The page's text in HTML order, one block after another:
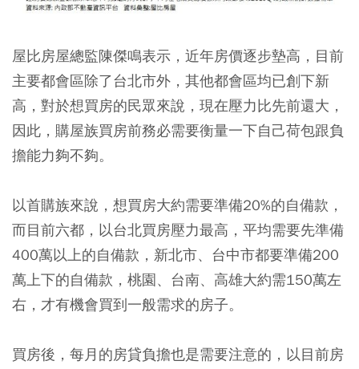
屋比房屋總監陳傑鳴表示，近年房價逐步墊高，目前
主要都會區除了台北市外，其他都會區均已創下新
高，對於想買房的民眾來說，現在壓力比先前還大，
因此，購屋族買房前務必需要衡量一下自己荷包跟負
擔能力夠不夠。
以首購族來說，想買房大約需要準備20%的自備款，
而目前六都，以台北買房壓力最高，平均需要先準備
400萬以上的自備款，新北市、台中市都要準備200
萬上下的自備款，桃園、台南、高雄大約需150萬左
右，才有機會買到一般需求的房子。
買房後，每月的房貸負擔也是需要注意的，以目前房